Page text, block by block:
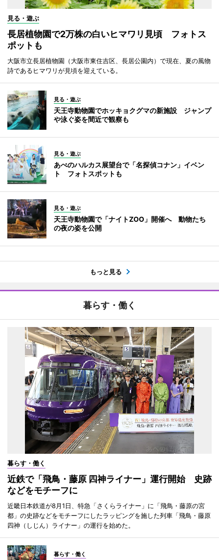
見る・遊ぶ
長居植物園で2万株の白いヒマワリ見頃 フォトス
ポットも
大阪市立長居植物園（大阪市東住吉区、長居公園内）で現在、夏の風物
詩であるヒマワリが見頃を迎えている。
見る・遊ぶ
天王寺動物園でホッキョクグマの新施設 ジャンプ
や泳ぐ姿を間近で観察も
見る・遊ぶ
あべのハルカス展望台で「名探偵コナン」イベン
ト フォトスポットも
見る・遊ぶ
天王寺動物園で「ナイトZOO」開催へ 動物たち
の夜の姿を公開
もっと見る
暮らす・働く
暮らす・働く
近鉄で「飛鳥・藤原 四神ライナー」運行開始 史跡
などをモチーフに
近畿日本鉄道が8月1日、特急「さくらライナー」に「飛鳥・藤原の宮
都」の史跡などをモチーフにしたラッピングを施した列車「飛鳥・藤原
四神（しじん）ライナー」の運行を始めた。
暮らす・働く